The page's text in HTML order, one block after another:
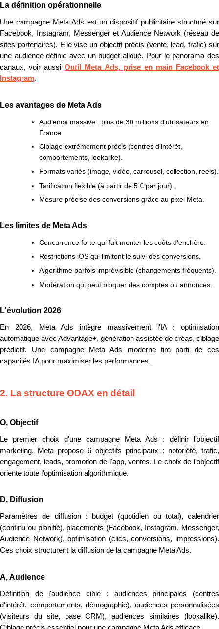
La définition opérationnelle
Une campagne Meta Ads est un dispositif publicitaire structuré sur
Facebook, Instagram, Messenger et Audience Network (réseau de
sites partenaires). Elle vise un objectif précis (vente, lead, trafic) sur
une audience définie avec un budget alloué. Pour le panorama des
canaux, voir aussiOutil Meta Ads, prise en main Facebook et
Instagram.
Les avantages de Meta Ads
Audience massive : plus de 30 millions d'utilisateurs en
France.
Ciblage extrêmement précis (centres d'intérêt,
comportements, lookalike).
Formats variés (image, vidéo, carrousel, collection, reels).
Tarification flexible (à partir de 5 € par jour).
Mesure précise des conversions grâce au pixel Meta.
Les limites de Meta Ads
Concurrence forte qui fait monter les coûts d'enchère.
Restrictions iOS qui limitent le suivi des conversions.
Algorithme parfois imprévisible (changements fréquents).
Modération qui peut bloquer des comptes ou annonces.
L'évolution 2026
En 2026, Meta Ads intègre massivement l'IA : optimisation
automatique avec Advantage+, génération assistée de créas, ciblage
prédictif. Une campagne Meta Ads moderne tire parti de ces
capacités IA pour maximiser les performances.
2. La structure ODAX en détail
O, Objectif
Le premier choix d'une campagne Meta Ads : définir l'objectif
marketing. Meta propose 6 objectifs principaux : notoriété, trafic,
engagement, leads, promotion de l'app, ventes. Le choix de l'objectif
oriente toute l'optimisation algorithmique.
D, Diffusion
Paramètres de diffusion : budget (quotidien ou total), calendrier
(continu ou planifié), placements (Facebook, Instagram, Messenger,
Audience Network), optimisation (clics, conversions, impressions).
Ces choix structurent la diffusion de la campagne Meta Ads.
A, Audience
Définition de l'audience cible : audiences principales (centres
d'intérêt, comportements, démographie), audiences personnalisées
(visiteurs du site, base CRM), audiences similaires (lookalike).